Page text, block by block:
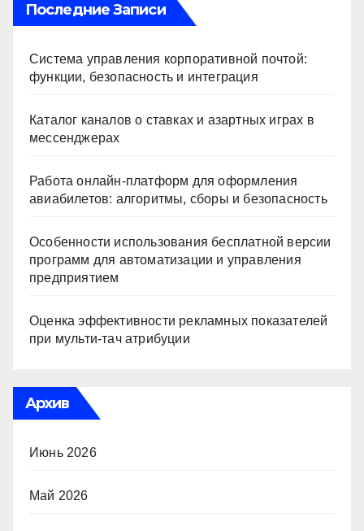
Последние Записи
Система управления корпоративной почтой:
функции, безопасность и интеграция
Каталог каналов о ставках и азартных играх в
мессенджерах
Работа онлайн‑платформ для оформления
авиабилетов: алгоритмы, сборы и безопасность
Особенности использования бесплатной версии
программ для автоматизации и управления
предприятием
Оценка эффективности рекламных показателей
при мульти-тач атрибуции
Архив
Июнь 2026
Май 2026